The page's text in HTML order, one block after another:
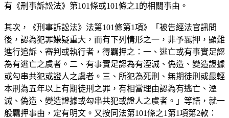
有《刑事訴訟法》第101條或101條之1的相關事由。
其次，《刑事訴訟法》法第101條第1項》「被告經法官訊問
後，認為犯罪嫌疑重大，而有下列情形之一，非予羈押，顯難
進行追訴、審判或執行者，得羈押之：一、逃亡或有事實足認
為有逃亡之虞者。二、有事實足認為有湮滅、偽造、變造證據
或勾串共犯或證人之虞者。三、所犯為死刑、無期徒刑或最輕
本刑為五年以上有期徒刑之罪，有相當理由認為有逃亡、湮
滅、偽造、變造證據或勾串共犯或證人之虞者。」等語，就一
般羈押事由，定有明文。又按同法第101條之1第1項第2款：